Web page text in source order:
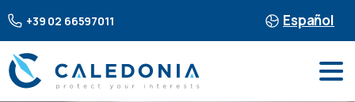
+39 02 66597011 Español